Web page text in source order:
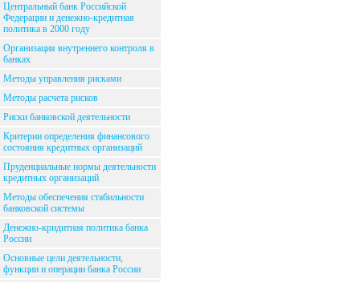
Центральный банк Российской
Федерации и денежно-кредитная
политика в 2000 году
Организация внутреннего контроля в
банках
Методы управления рисками
Методы расчета рисков
Риски банковской деятельности
Критерии определения финансового
состояния кредитных организаций
Пруденциальные нормы деятельности
кредитных организаций
Методы обеспечения стабильности
банковской системы
Денежно-кридитная политика банка
России
Основные цели деятельности,
функции и операции банка России